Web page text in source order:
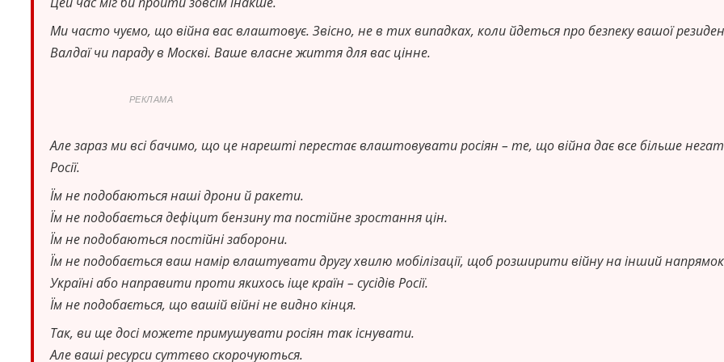
Ми часто чуємо, що війна вас влаштовує. Звісно, не в тих випадках, коли йдеться про безпеку вашої
Валдаї чи параду в Москві. Ваше власне життя для вас цінне.
РЕКЛАМА
Але зараз ми всі бачимо, що це нарешті перестає влаштовувати росіян – те, що війна дає все більше
Росії.
Їм не подобаються наші дрони й ракети.
Їм не подобається дефіцит бензину та постійне зростання цін.
Їм не подобаються постійні заборони.
Їм не подобається ваш намір влаштувати другу хвилю мобілізації, щоб розширити війну на інший
Україні або направити проти якихось іще країн – сусідів Росії.
Їм не подобається, що вашій війні не видно кінця.
Так, ви ще досі можете примушувати росіян так існувати.
Але ваші ресурси суттєво скорочуються.